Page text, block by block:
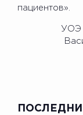
пациентов».
УОЭ